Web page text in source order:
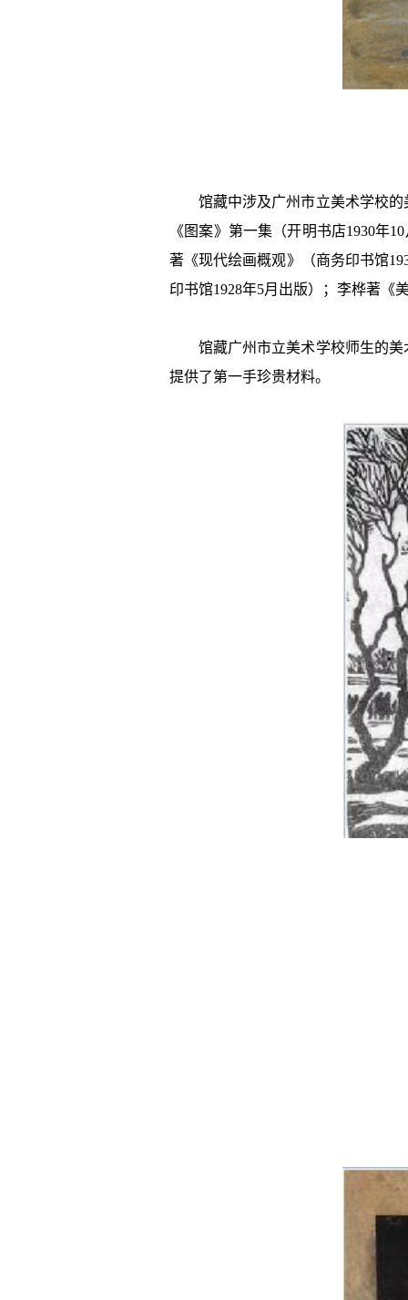
馆藏中涉及广州市立美术学校
《图案》第一集（开明书店1930年
著《现代绘画概观》（商务印书馆
印书馆1928年5月出版）；李桦著《
馆藏广州市立美术学校师生的
提供了第一手珍贵材料。